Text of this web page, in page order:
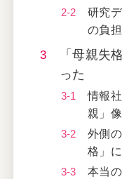
研究
の負担
「母親失
った
情報
親」像
外側
格」
本当